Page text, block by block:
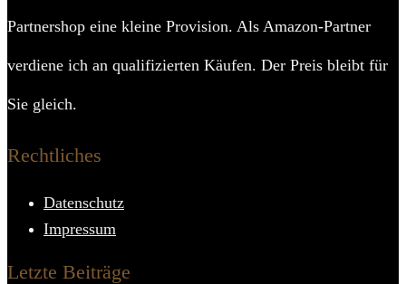
Partnershop eine kleine Provision. Als Amazon-Partner
verdiene ich an qualifizierten Käufen. Der Preis bleibt für
Sie gleich.
Rechtliches
Datenschutz
Impressum
Letzte Beiträge